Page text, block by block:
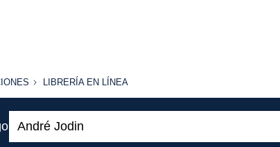
LIBRERÍA
LÍNEA
LIBRERÍA EN LÍNEA